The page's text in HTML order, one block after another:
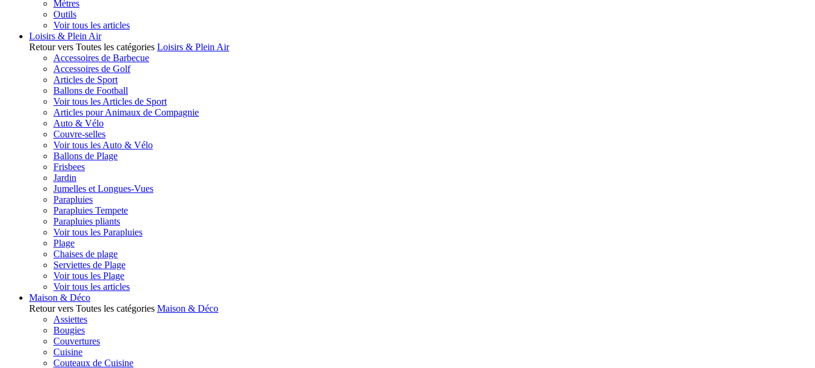
Mètres
Outils
Voir tous les articles
Loisirs & Plein Air
Retour vers Toutes les catégories Loisirs & Plein Air
Accessoires de Barbecue
Accessoires de Golf
Articles de Sport
Ballons de Football
Voir tous les Articles de Sport
Articles pour Animaux de Compagnie
Auto & Vélo
Couvre-selles
Voir tous les Auto & Vélo
Ballons de Plage
Frisbees
Jardin
Jumelles et Longues-Vues
Parapluies
Parapluies Tempete
Parapluies pliants
Voir tous les Parapluies
Plage
Chaises de plage
Serviettes de Plage
Voir tous les Plage
Voir tous les articles
Maison & Déco
Retour vers Toutes les catégories Maison & Déco
Assiettes
Bougies
Couvertures
Cuisine
Couteaux de Cuisine